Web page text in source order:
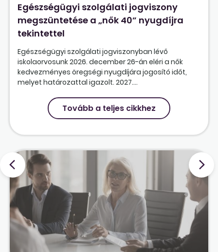
Egészségügyi szolgálati jogviszony
megszüntetése a „nők 40” nyugdíjra
tekintettel
Egészségügyi szolgálati jogviszonyban lévő
iskolaorvosunk 2026. december 26-án eléri a nők
kedvezményes öregségi nyugdíjára jogosító időt,
melyet határozattal igazolt. 2027....
Tovább a teljes cikkhez